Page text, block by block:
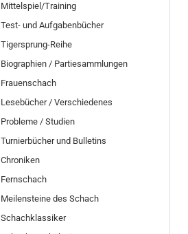
Mittelspiel/Training
Test- und Aufgabenbücher
Tigersprung-Reihe
Biographien / Partiesammlungen
Frauenschach
Lesebücher / Verschiedenes
Probleme / Studien
Turnierbücher und Bulletins
Chroniken
Fernschach
Meilensteine des Schach
Schachklassiker